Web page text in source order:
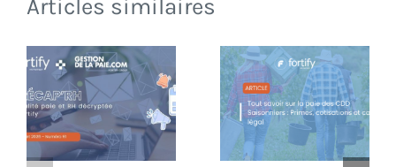
Articles similaires